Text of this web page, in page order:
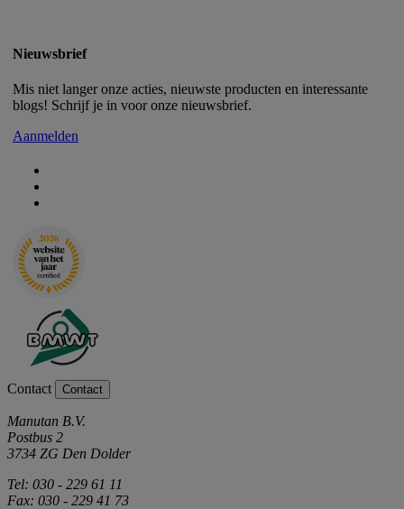
Nieuwsbrief
Mis niet langer onze acties, nieuwste producten en interessante
blogs! Schrijf je in voor onze nieuwsbrief.
Aanmelden
Contact Contact
Manutan B.V.
Postbus 2
3734 ZG Den Dolder
Tel: 030 - 229 61 11
Fax: 030 - 229 41 73